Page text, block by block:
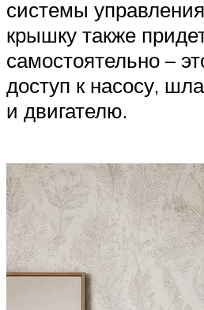
системы
крышку также
самостоятельно –
доступ к насосу,
и двигателю.